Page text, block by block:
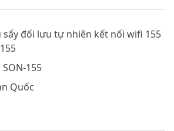
sấy đối lưu tự nhiên kết nối wifi 155
SON-155
Quốc